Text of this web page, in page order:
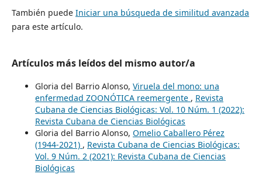
También puede Iniciar una búsqueda de similitud avanzada
para este artículo.
Artículos más leídos del mismo autor/a
Gloria del Barrio Alonso, Viruela del mono: una
enfermedad ZOONÓTICA reemergente , Revista
Cubana de Ciencias Biológicas: Vol. 10 Núm. 1 (2022):
Revista Cubana de Ciencias Biológicas
Gloria del Barrio Alonso, Omelio Caballero Pérez
(1944-2021) , Revista Cubana de Ciencias Biológicas:
Vol. 9 Núm. 2 (2021): Revista Cubana de Ciencias
Biológicas